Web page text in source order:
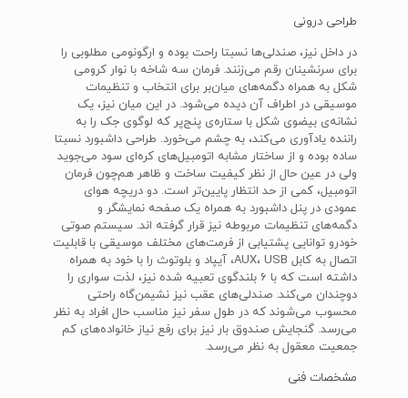
طراحی درونی
در داخل نیز، صندلی‌ها نسبتا راحت بوده و ارگونومی مطلوبی را
برای سرنشینان رقم می‌زنند. فرمان سه شاخه با نوار کرومی
شکل به همراه دگمه‌های میان‌بر برای انتخاب و تنظیمات
موسیقی در اطراف آن دیده می‌شود. در این میان نیز، یک
نشانه‌ی بیضوی شکل با ستاره‌ی پنج‌پر که لوگوی جک را به
راننده یادآوری می‌کند، به چشم می‌خورد. طراحی داشبورد نسبتا
ساده بوده و از ساختار مشابه اتومبیل‌های کره‌ای سود می‌جوید
ولی در عین حال از نظر کیفیت ساخت و ظاهر هم‌چون فرمان
اتومبیل، کمی از حد انتظار پایین‌تر است. دو دریچه هوای
عمودی در پنل داشبورد به همراه یک صفحه نمایشگر و
دگمه‌های تنظیمات مربوطه نیز قرار گرفته اند. سیستم صوتی
خودرو توانایی پشتیابی از فرمت‌های مختلف موسیقی با قابلیت
اتصال به کابل AUX، USB، آیپاد و بلوتوث را با خود به همراه
داشته است که با 6 بلندگوی تعبیه شده نیز، لذت سواری را
دوچندان می‌کند. صندلی‌های عقب نیز نشیمن‌گاه راحتی
محسوب می‌شوند که در طول سفر نیز مناسب حال افراد به نظر
می‌رسد. گنجایش صندوق بار نیز برای رفع نیاز خانواده‌های کم
جمعیت معقول به نظر می‌رسد.
مشخصات فنی